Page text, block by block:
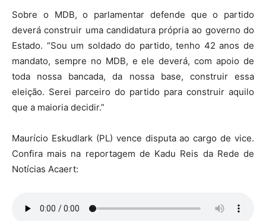
Sobre o MDB, o parlamentar defende que o partido
deverá construir uma candidatura própria ao governo do
Estado. “Sou um soldado do partido, tenho 42 anos de
mandato, sempre no MDB, e ele deverá, com apoio de
toda nossa bancada, da nossa base, construir essa
eleição. Serei parceiro do partido para construir aquilo
que a maioria decidir.”
Maurício Eskudlark (PL) vence disputa ao cargo de vice.
Confira mais na reportagem de Kadu Reis da Rede de
Notícias Acaert: